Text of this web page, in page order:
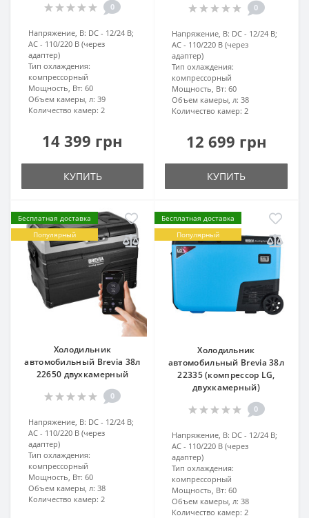
0
Напряжение, В: DC - 12/24 В;
AC - 110/220 В (через
адаптер)
Тип охлаждения:
компрессорный
Мощность, Вт: 60
Объем камеры, л: 39
Количество камер: 2
14 399 грн
КУПИТЬ
0
Напряжение, В: DC - 12/24 В;
AC - 110/220 В (через
адаптер)
Тип охлаждения:
компрессорный
Мощность, Вт: 60
Объем камеры, л: 38
Количество камер: 2
12 699 грн
КУПИТЬ
Бесплатная доставка
Популярный
Холодильник
автомобильный Brevia 38л
22650 двухкамерный
0
Напряжение, В: DC - 12/24 В;
AC - 110/220 В (через
адаптер)
Тип охлаждения:
компрессорный
Мощность, Вт: 60
Объем камеры, л: 38
Количество камер: 2
Бесплатная доставка
Популярный
Холодильник
автомобильный Brevia 38л
22335 (компрессор LG,
двухкамерный)
0
Напряжение, В: DC - 12/24 В;
AC - 110/220 В (через
адаптер)
Тип охлаждения:
компрессорный
Мощность, Вт: 60
Объем камеры, л: 38
Количество камер: 2